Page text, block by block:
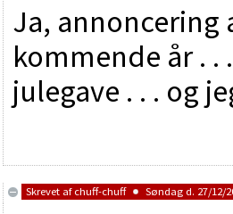
Ja, annoncering
kommende år .
julegave . . .
Skrevet af chuff-chuff Søndag d. 27/12/